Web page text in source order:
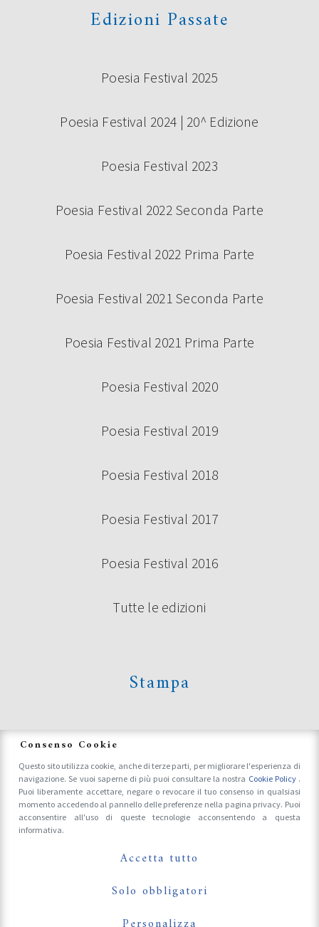
Edizioni Passate
Poesia Festival 2025
Poesia Festival 2024 | 20^ Edizione
Poesia Festival 2023
Poesia Festival 2022 Seconda Parte
Poesia Festival 2022 Prima Parte
Poesia Festival 2021 Seconda Parte
Poesia Festival 2021 Prima Parte
Poesia Festival 2020
Poesia Festival 2019
Poesia Festival 2018
Poesia Festival 2017
Poesia Festival 2016
Tutte le edizioni
Stampa
Accrediti Stampa e Fotografi
Follow Us On
Consenso Cookie
Questo sito utilizza cookie, anche di terze parti, per migliorare l'esperienza di
navigazione. Se vuoi saperne di più puoi consultare la nostra Cookie Policy .
Puoi liberamente accettare, negare o revocare il tuo consenso in qualsiasi
momento accedendo al pannello delle preferenze nella pagina privacy. Puoi
acconsentire all'uso di queste tecnologie acconsentendo a questa
informativa.
Accetta tutto
Solo obbligatori